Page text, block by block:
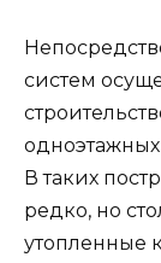
систем
В таких
редко, но
утопленные